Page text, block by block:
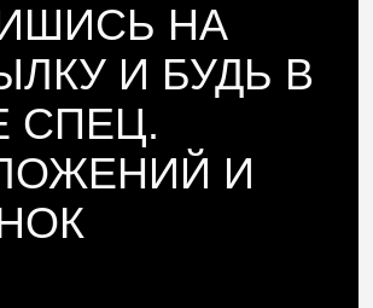
НА
И БУДЬ В
СПЕЦ.
И